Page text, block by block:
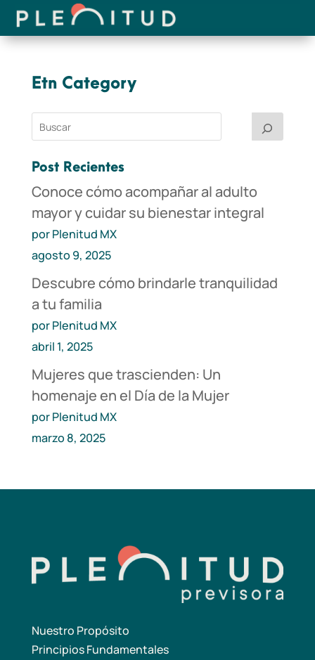
Etn Category
Post Recientes
Conoce cómo acompañar al adulto
mayor y cuidar su bienestar integral
por Plenitud MX
agosto 9, 2025
Descubre cómo brindarle tranquilidad
a tu familia
por Plenitud MX
abril 1, 2025
Mujeres que trascienden: Un
homenaje en el Día de la Mujer
por Plenitud MX
marzo 8, 2025
Nuestro Propósito
Principios Fundamentales